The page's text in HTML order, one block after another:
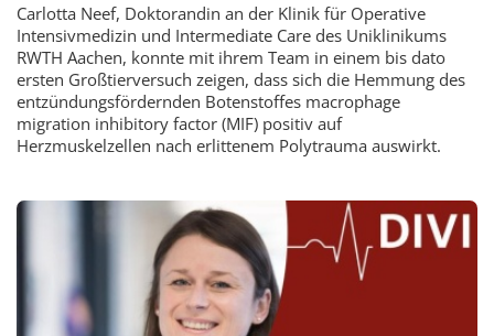
Carlotta Neef, Doktorandin an der Klinik für Operative
Intensivmedizin und Intermediate Care des Uniklinikums
RWTH Aachen, konnte mit ihrem Team in einem bis dato
ersten Großtierversuch zeigen, dass sich die Hemmung des
entzündungsfördernden Botenstoffes macrophage
migration inhibitory factor (MIF) positiv auf
Herzmuskelzellen nach erlittenem Polytrauma auswirkt.